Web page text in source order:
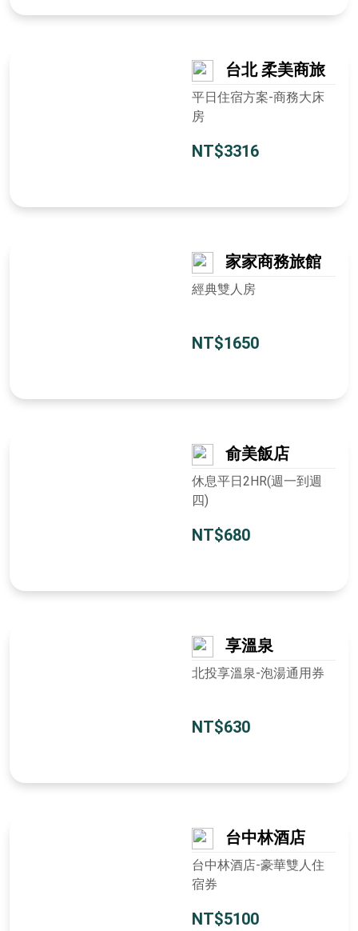
台北 柔美商旅
平日住宿方案-商務大床
房
NT$3316
家家商務旅館
經典雙人房
NT$1650
俞美飯店
休息平日2HR(週一到週
四)
NT$680
享溫泉
北投享溫泉-泡湯通用券
NT$630
台中林酒店
台中林酒店-豪華雙人住
宿券
NT$5100